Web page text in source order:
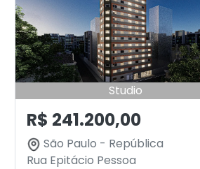
Studio
R$ 241.200,00
São Paulo - República
Rua Epitácio Pessoa